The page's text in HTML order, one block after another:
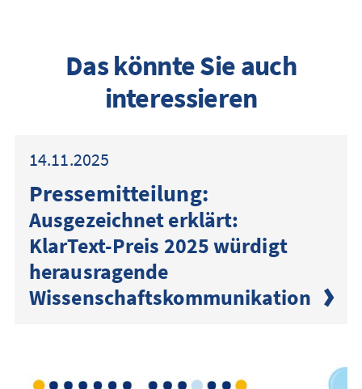
Das könnte Sie auch
interessieren
14.11.2025
Presse­mitteilung:
Ausgezeichnet erklärt:
KlarText-Preis 2025 würdigt
herausragende
Wissenschaftskommunikation